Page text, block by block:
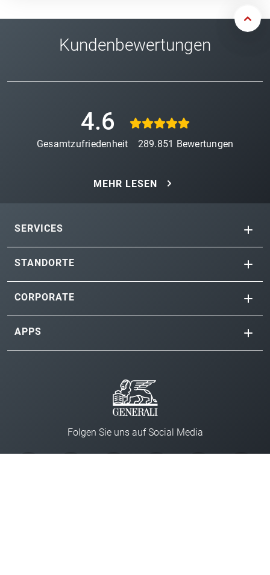
Kundenbewertungen
4.6
Gesamtzufriedenheit 289.851 Bewertungen
MEHR LESEN
SERVICES
STANDORTE
CORPORATE
APPS
Folgen Sie uns auf Social Media